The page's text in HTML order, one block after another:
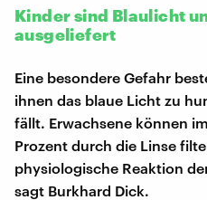
Kinder sind Blaulicht
ausgeliefert
Eine besondere Gefahr
ihnen das blaue Licht zu
fällt. Erwachsene können
Prozent durch die Linse
physiologische Reaktion
sagt Burkhard Dick.